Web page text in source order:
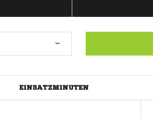
EINSATZMINUTEN